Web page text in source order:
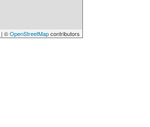
| ©OpenStreetMapcontributors